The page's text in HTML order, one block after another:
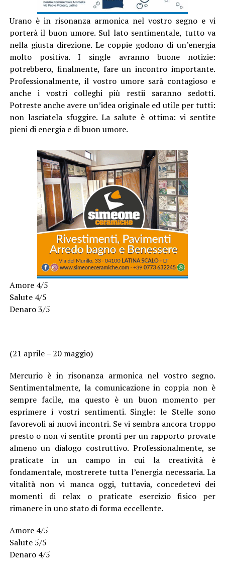
Urano è in risonanza armonica nel vostro segno e vi
porterà il buon umore. Sul lato sentimentale, tutto va
nella giusta direzione. Le coppie godono di un’energia
molto positiva. I single avranno buone notizie:
potrebbero, finalmente, fare un incontro importante.
Professionalmente, il vostro umore sarà contagioso e
anche i vostri colleghi più restii saranno sedotti.
Potreste anche avere un’idea originale ed utile per tutti:
non lasciatela sfuggire. La salute è ottima: vi sentite
pieni di energia e di buon umore.
Amore 4/5
Salute 4/5
Denaro 3/5
(21 aprile – 20 maggio)
Mercurio è in risonanza armonica nel vostro segno.
Sentimentalmente, la comunicazione in coppia non è
sempre facile, ma questo è un buon momento per
esprimere i vostri sentimenti. Single: le Stelle sono
favorevoli ai nuovi incontri. Se vi sembra ancora troppo
presto o non vi sentite pronti per un rapporto provate
almeno un dialogo costruttivo. Professionalmente, se
praticate in un campo in cui la creatività è
fondamentale, mostrerete tutta l’energia necessaria. La
vitalità non vi manca oggi, tuttavia, concedetevi dei
momenti di relax o praticate esercizio fisico per
rimanere in uno stato di forma eccellente.
Amore 4/5
Salute 5/5
Denaro 4/5